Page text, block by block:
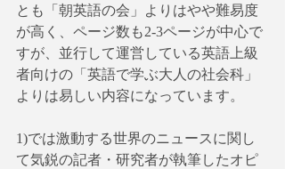
とも「朝英語の会」よりはやや難易度
が高く、ページ数も2-3ページが中心で
すが、並行して運営している英語上級
者向けの「英語で学ぶ大人の社会科」
よりは易しい内容になっています。
1)では激動する世界のニュースに関し
て気鋭の記者・研究者が執筆したオピ